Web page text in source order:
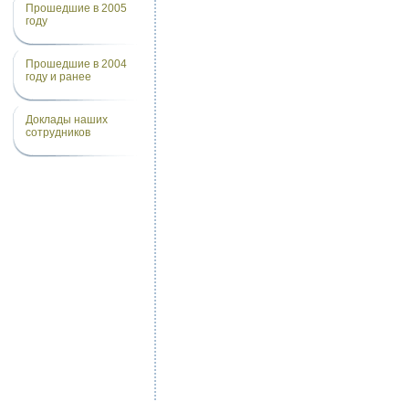
Прошедшие в 2005
году
Прошедшие в 2004
году и ранее
Доклады наших
сотрудников